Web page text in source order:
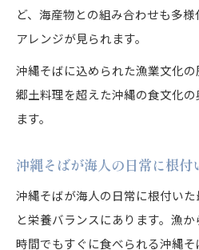
沖縄そばが観光客
沖縄そばで巡る地域
沖縄そばが地元民
ど、海産物との組み合わせも多
アレンジが見られます。
沖縄そばに込められた漁業文化
郷土料理を超えた沖縄の食文化
ます。
沖縄そばが海人の日常に根付
沖縄そばが海人の日常に根付い
と栄養バランスにあります。漁
時間でもすぐに食べられる沖縄